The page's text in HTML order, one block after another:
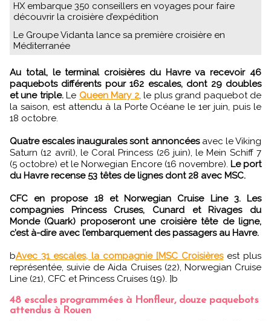
HX embarque 350 conseillers en voyages pour faire
découvrir la croisière d’expédition
Le Groupe Vidanta lance sa première croisière en
Méditerranée
Au total, le terminal croisières du Havre va recevoir 46
paquebots différents pour 162 escales, dont 29 doubles
et une triple.Le Queen Mary 2, le plus grand paquebot de
la saison, est attendu à la Porte Océane le 1er juin, puis le
18 octobre.
Quatre escales inaugurales sont annoncéesavec le Viking
Saturn (12 avril), le Coral Princess (26 juin), le Mein Schiff 7
(5 octobre) et le Norwegian Encore (16 novembre). Le port
du Havre recense 53 têtes de lignes dont 28 avec MSC.
CFC en propose 18 et Norwegian Cruise Line 3. Les
compagnies Princess Cruses, Cunard et Rivages du
Monde (Quark) proposeront une croisière tête de ligne,
c’est à-dire avec l’embarquement des passagers au Havre.
bAvec 31 escales, la compagnie [MSC Croisièresest plus
représentée, suivie de Aida Cruises (22), Norwegian Cruise
Line (21), CFC et Princess Cruises (19). ]b
48 escales programmées à Honfleur, douze paquebots
attendus à Rouen